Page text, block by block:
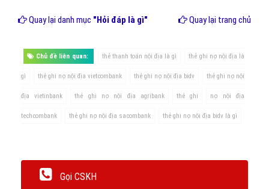
Quay lại danh mục "Hỏi đáp là gì" Quay lại trang chủ
Chủ đề liên quan: thẻ thanh toán nội địa là gì thẻ ghi nợ nội địa là
gì thẻ ghi nợ nội địa vietcombank thẻ ghi nợ nội địa bidv thẻ ghi nợ nội
địa vietinbank thẻ ghi nợ nội địa agribank thẻ ghi nợ nội địa
techcombank thẻ ghi nợ nội địa sacombank thẻ ghi nợ nội địa bidv là gì
Gọi CSKH